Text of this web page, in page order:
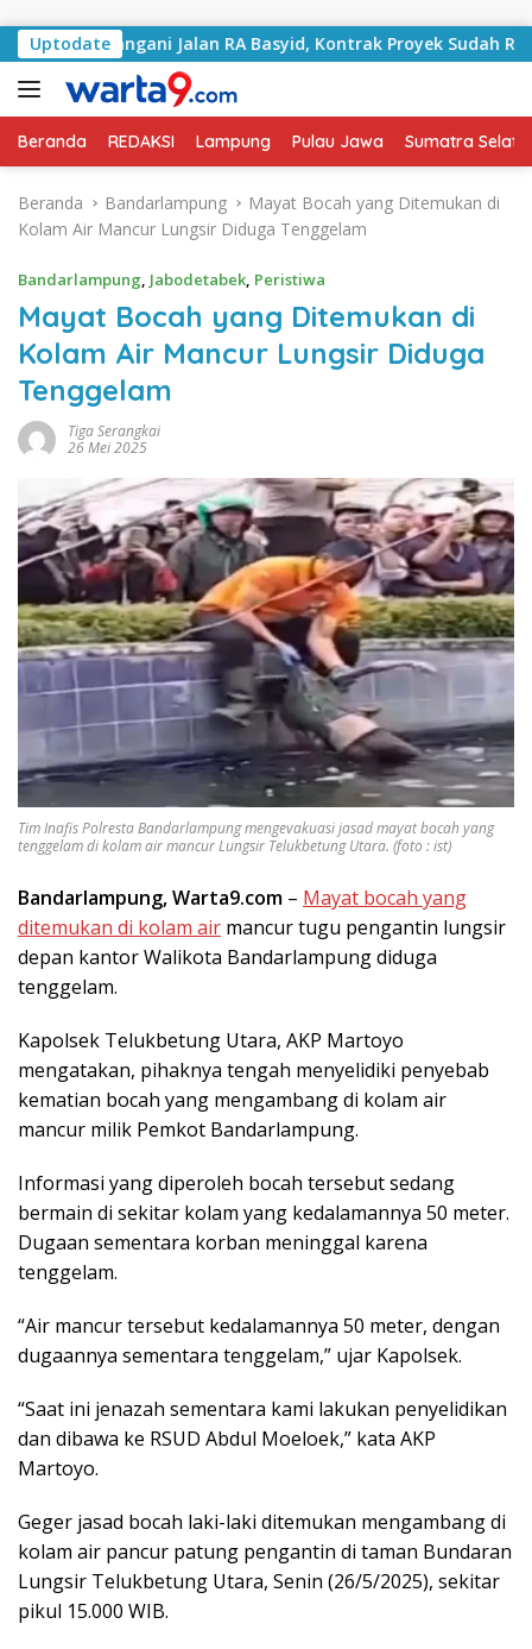
Uptodate
Tangani Jalan RA Basyid, Kontrak Proyek Sudah Rampung
Beranda REDAKSI Lampung Pulau Jawa Sumatra
Beranda Bandarlampung
Mayat Bocah yang Ditemukan di
Kolam Air Mancur Lungsir Diduga Tenggelam
Bandarlampung, Jabodetabek, Peristiwa
Mayat Bocah yang Ditemukan di
Kolam Air Mancur Lungsir Diduga
Tenggelam
Tiga Serangkai
26 Mei 2025
Tim Inafis Polresta Bandarlampung mengevakuasi jasad mayat bocah yang
tenggelam di kolam air mancur Lungsir Telukbetung Utara. (foto : ist)
Bandarlampung, Warta9.com – Mayat bocah yang
ditemukan di kolam air mancur tugu pengantin lungsir
depan kantor Walikota Bandarlampung diduga
tenggelam.
Kapolsek Telukbetung Utara, AKP Martoyo
mengatakan, pihaknya tengah menyelidiki penyebab
kematian bocah yang mengambang di kolam air
mancur milik Pemkot Bandarlampung.
Informasi yang diperoleh bocah tersebut sedang
bermain di sekitar kolam yang kedalamannya 50 meter.
Dugaan sementara korban meninggal karena
tenggelam.
“Air mancur tersebut kedalamannya 50 meter, dengan
dugaannya sementara tenggelam,” ujar Kapolsek.
“Saat ini jenazah sementara kami lakukan penyelidikan
dan dibawa ke RSUD Abdul Moeloek,” kata AKP
Martoyo.
Geger jasad bocah laki-laki ditemukan mengambang di
kolam air pancur patung pengantin di taman Bundaran
Lungsir Telukbetung Utara, Senin (26/5/2025), sekitar
pikul 15.000 WIB.